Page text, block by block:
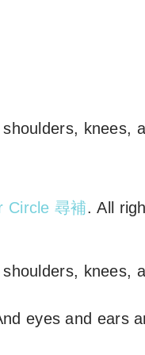
knees,
Circle 尋補. All
knees,
eyes and ears